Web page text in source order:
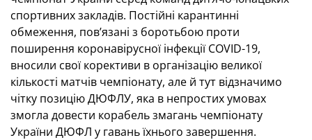
спортивних закладів. Постійні карантинні
обмеження, пов’язані з боротьбою проти
поширення коронавірусної інфекції COVID-19,
вносили свої корективи в організацію великої
кількості матчів чемпіонату, але й тут відзначимо
чітку позицію ДЮФЛУ, яка в непростих умовах
змогла довести корабель змагань чемпіонату
України ДЮФЛ у гавань їхнього завершення.